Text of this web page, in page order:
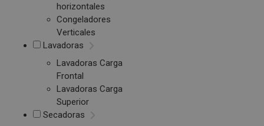
horizontales
Congeladores
Verticales
Lavadoras
Lavadoras Carga
Frontal
Lavadoras Carga
Superior
Secadoras